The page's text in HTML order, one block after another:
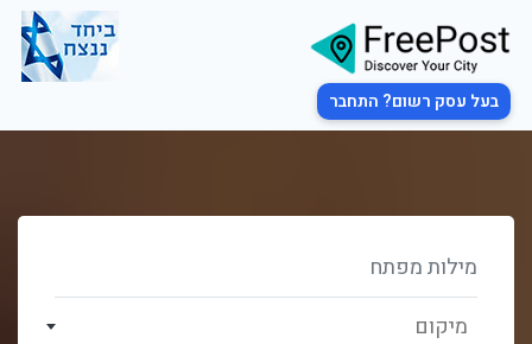
בעל עסק רשום? התחבר
מיקום